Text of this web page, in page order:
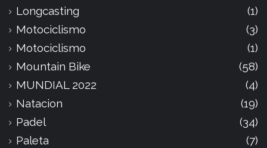
Longcasting
(1)
Motociclismo
(3)
Motociclismo
(1)
Mountain Bike
(58)
MUNDIAL 2022
(4)
Natacion
(19)
Padel
(34)
Paleta
(7)